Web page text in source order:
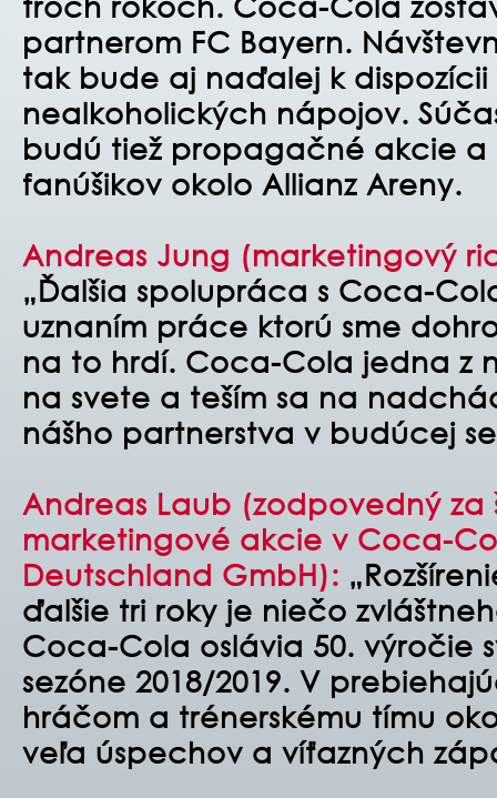
partnerom FC Bayern.
tak bude aj naďalej k dispozícii
nealkoholických nápojov.
budú tiež propagačné akcie a
fanúšikov okolo Allianz Areny.
Andreas Jung (marketingový
„Ďalšia spolupráca s Coca-
uznaním práce ktorú sme
na to hrdí. Coca-Cola jedna z
na svete a teším sa na
nášho partnerstva v budúcej
Andreas Laub (zodpovedný za
marketingové akcie v Coca-
Deutschland GmbH):
ďalšie tri roky je niečo
Coca-Cola oslávia 50. výročie
sezóne 2018/2019. V
hráčom a trénerskému tímu
veľa úspechov a víťazných